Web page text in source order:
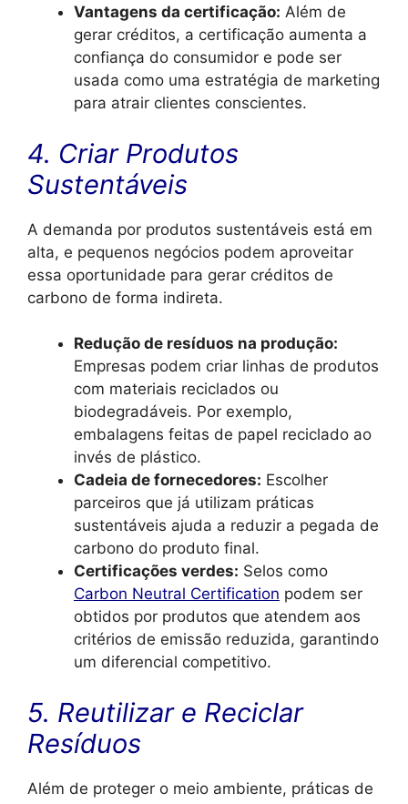
Vantagens da certificação: Além de
gerar créditos, a certificação aumenta a
confiança do consumidor e pode ser
usada como uma estratégia de marketing
para atrair clientes conscientes.
4. Criar Produtos
Sustentáveis
A demanda por produtos sustentáveis está em
alta, e pequenos negócios podem aproveitar
essa oportunidade para gerar créditos de
carbono de forma indireta.
Redução de resíduos na produção:
Empresas podem criar linhas de produtos
com materiais reciclados ou
biodegradáveis. Por exemplo,
embalagens feitas de papel reciclado ao
invés de plástico.
Cadeia de fornecedores: Escolher
parceiros que já utilizam práticas
sustentáveis ajuda a reduzir a pegada de
carbono do produto final.
Certificações verdes: Selos como
Carbon Neutral Certification podem ser
obtidos por produtos que atendem aos
critérios de emissão reduzida, garantindo
um diferencial competitivo.
5. Reutilizar e Reciclar
Resíduos
Além de proteger o meio ambiente, práticas de